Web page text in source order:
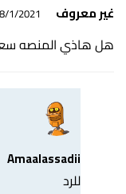
غير معروف 18/1/2021
هل هاذي المنصه
Amaalassadii
للرد